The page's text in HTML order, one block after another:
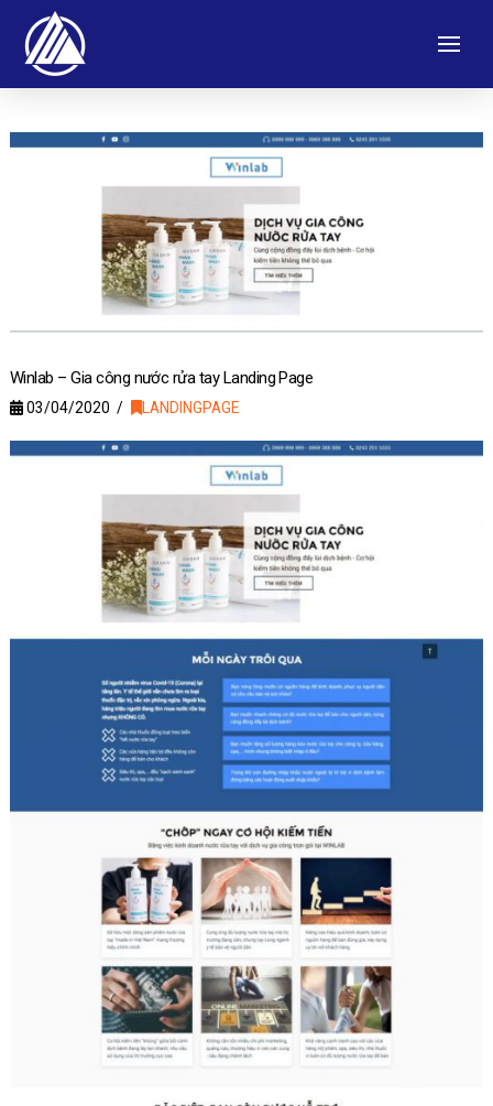
Winlab – Gia công nước rửa tay Landing Page
03/04/2020 LANDINGPAGE